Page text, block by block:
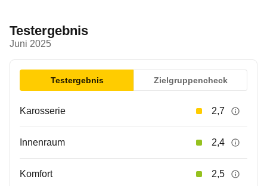
Testergebnis
Juni 2025
Testergebnis Zielgruppencheck
Karosserie 2,7
Innenraum 2,4
Komfort 2,5